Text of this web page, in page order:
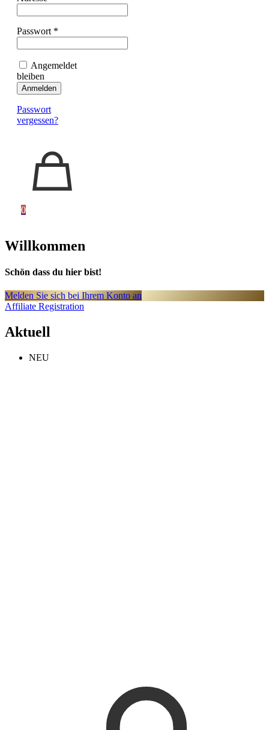
Passwort *
Angemeldet
bleiben
Anmelden
Passwort
vergessen?
0
Willkommen
Schön dass du hier bist!
Melden Sie sich bei Ihrem Konto an
Affiliate Registration
Aktuell
NEU